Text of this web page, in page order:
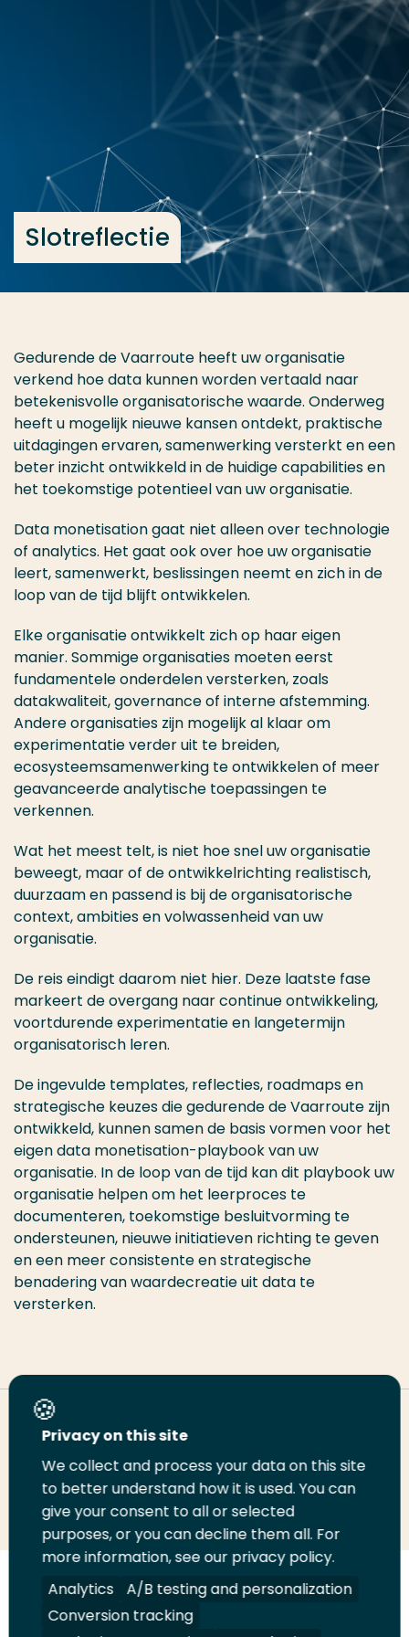
Slotreflectie
Gedurende de Vaarroute heeft uw organisatie
verkend hoe data kunnen worden vertaald naar
betekenisvolle organisatorische waarde. Onderweg
heeft u mogelijk nieuwe kansen ontdekt, praktische
uitdagingen ervaren, samenwerking versterkt en een
beter inzicht ontwikkeld in de huidige capabilities en
het toekomstige potentieel van uw organisatie.
Data monetisation gaat niet alleen over technologie
of analytics. Het gaat ook over hoe uw organisatie
leert, samenwerkt, beslissingen neemt en zich in de
loop van de tijd blijft ontwikkelen.
Elke organisatie ontwikkelt zich op haar eigen
manier. Sommige organisaties moeten eerst
fundamentele onderdelen versterken, zoals
datakwaliteit, governance of interne afstemming.
Andere organisaties zijn mogelijk al klaar om
experimentatie verder uit te breiden,
ecosysteemsamenwerking te ontwikkelen of meer
geavanceerde analytische toepassingen te
verkennen.
Wat het meest telt, is niet hoe snel uw organisatie
beweegt, maar of de ontwikkelrichting realistisch,
duurzaam en passend is bij de organisatorische
context, ambities en volwassenheid van uw
organisatie.
De reis eindigt daarom niet hier. Deze laatste fase
markeert de overgang naar continue ontwikkeling,
voortdurende experimentatie en langetermijn
organisatorisch leren.
De ingevulde templates, reflecties, roadmaps en
strategische keuzes die gedurende de Vaarroute zijn
ontwikkeld, kunnen samen de basis vormen voor het
eigen data monetisation-playbook van uw
organisatie. In de loop van de tijd kan dit playbook uw
organisatie helpen om het leerproces te
documenteren, toekomstige besluitvorming te
ondersteunen, nieuwe initiatieven richting te geven
en een meer consistente en strategische
benadering van waardecreatie uit data te
versterken.
Deel deze pagina
Deel
LinkedIn
Deel
op
Twitter
Deel
op
Facebook
Email
deze
pagina
Print
deze
pagina
Volg
ons
Volg
ons
Volg
ons
Volg
ons
Opleiding
Contact
Privacy on this site
We collect and process your data on this site
to better understand how it is used. You can
give your consent to all or selected
purposes, or you can decline them all. For
more information, see our privacy policy.
Analytics
A/B testing and personalization
Conversion tracking